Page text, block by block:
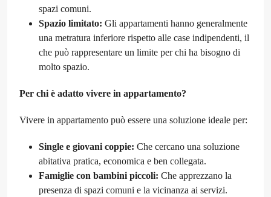
spazi comuni.
Spazio limitato: Gli appartamenti hanno generalmente
una metratura inferiore rispetto alle case indipendenti, il
che può rappresentare un limite per chi ha bisogno di
molto spazio.
Per chi è adatto vivere in appartamento?
Vivere in appartamento può essere una soluzione ideale per:
Single e giovani coppie: Che cercano una soluzione
abitativa pratica, economica e ben collegata.
Famiglie con bambini piccoli: Che apprezzano la
presenza di spazi comuni e la vicinanza ai servizi.